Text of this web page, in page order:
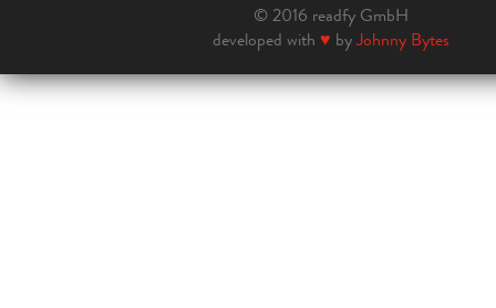
© 2016 readfy GmbH
developed with ♥ byJohnny Bytes